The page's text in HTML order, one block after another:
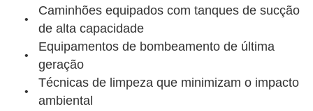
Caminhões equipados com tanques de sucção
de alta capacidade
Equipamentos de bombeamento de última
geração
Técnicas de limpeza que minimizam o impacto
ambiental